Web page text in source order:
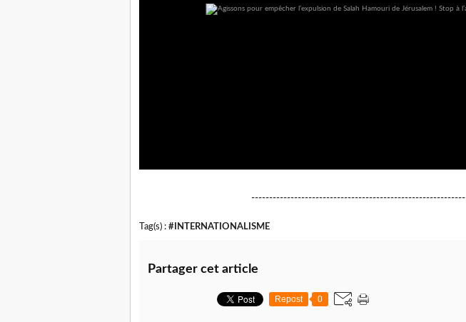
------------------------------------------------------------
Tag(s) : #INTERNATIONALISME
Partager cet article
Repost 0